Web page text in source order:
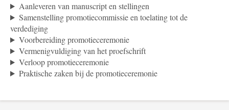
Aanleveren van manuscript en stellingen
Samenstelling promotiecommissie en toelating tot de
verdediging
Voorbereiding promotieceremonie
Vermenigvuldiging van het proefschrift
Verloop promotieceremonie
Praktische zaken bij de promotieceremonie